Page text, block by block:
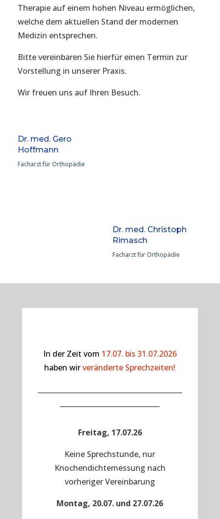
Therapie auf einem hohen Niveau ermöglichen,
welche dem aktuellen Stand der modernen
Medizin entsprechen.
Bitte vereinbaren Sie hierfür einen Termin zur
Vorstellung in unserer Praxis.
Wir freuen uns auf Ihren Besuch.
Dr. med. Gero
Hoffmann
Facharzt für Orthopädie
Dr. med. Christoph
Rimasch
Facharzt für Orthopädie
In der Zeit vom 17.07. bis 31.07.2026
haben wirveränderte Sprechzeiten!
Freitag, 17.07.26
Keine Sprechstunde, nur
Knochendichtemessung nach
vorheriger Vereinbarung
Montag, 20.07. und 27.07.26